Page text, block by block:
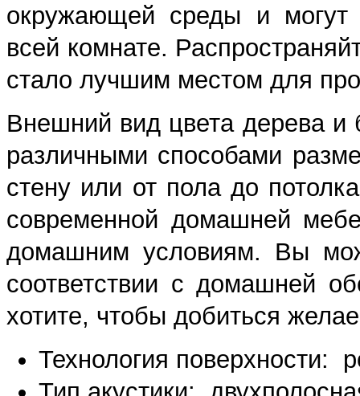
окружающей среды и могут
всей комнате.
стало лучшим местом для
Внешний вид цвета дерева и
различными способами
стену или от пола до
современной домашней
домашним условиям. Вы
соответствии с домашней
хотите, чтобы добиться
Технология поверхности: